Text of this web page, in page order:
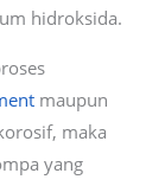
hidroksida.
maupun
maka
yang